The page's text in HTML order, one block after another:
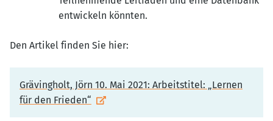
entwickeln könnten.
Den Artikel finden Sie hier:
Grävingholt, Jörn 10. Mai 2021: Arbeitstitel: „Lernen
für den Frieden“